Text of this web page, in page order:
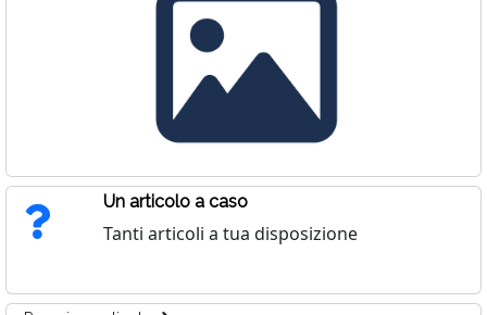
Un articolo a caso
Tanti articoli a tua disposizione